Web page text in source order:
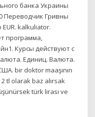
банка Украины
Переводчик Гривны
EUR. kalkuliator.
программа,
Курсы действуют с
Единиц. Валюта.
bir doktor maaşının
tl olarak baz alırsak
türk lirası ve